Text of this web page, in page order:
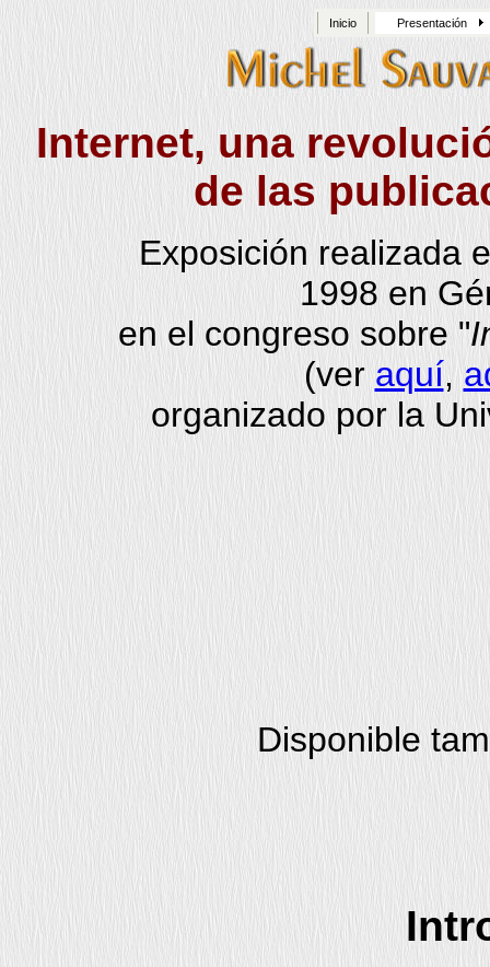
Inicio Presentación
Internet, una
de las
Exposición realizada
1998 en
en el congreso sobre "
(veraquí,
organizado por la
Disponible